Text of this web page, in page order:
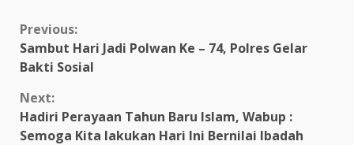
Continue
Reading
Previous:
Sambut Hari Jadi Polwan Ke – 74, Polres Gelar
Bakti Sosial
Next:
Hadiri Perayaan Tahun Baru Islam, Wabup :
Semoga Kita lakukan Hari Ini Bernilai Ibadah